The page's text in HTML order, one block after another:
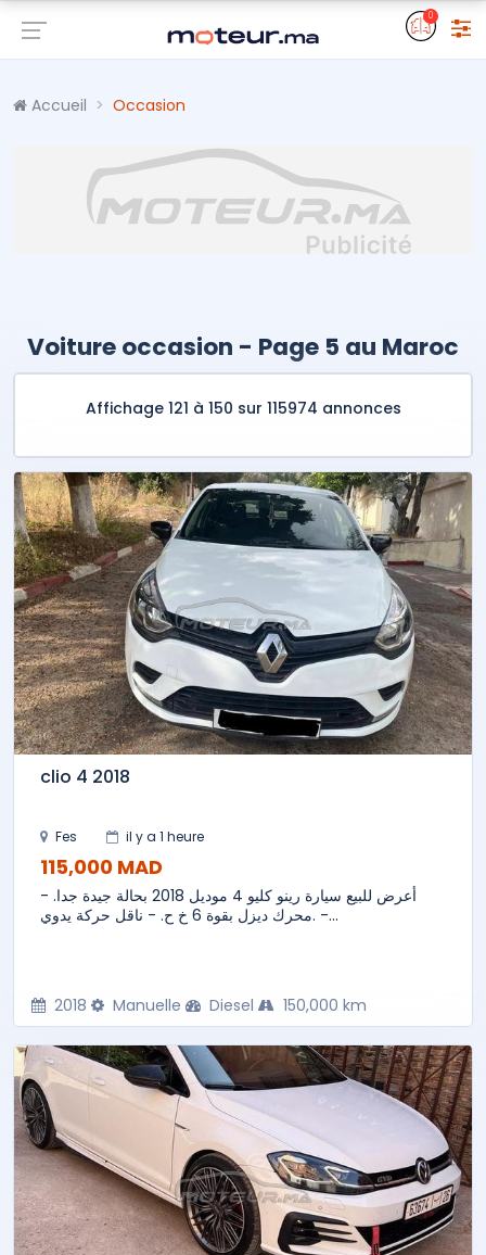
0
Accueil Occasion
Voiture occasion - Page 5 au Maroc
Affichage 121 à 150 sur 115974 annonces
clio 4 2018
Fes il y a 1 heure
115,000 MAD
أعرض للبيع سيارة رينو كليو 4 موديل 2018 بحالة جيدة جدا. -
محرك ديزل بقوة 6 خ ح. - ناقل حركة يدوي. -...
2018 Manuelle Diesel 150,000 km